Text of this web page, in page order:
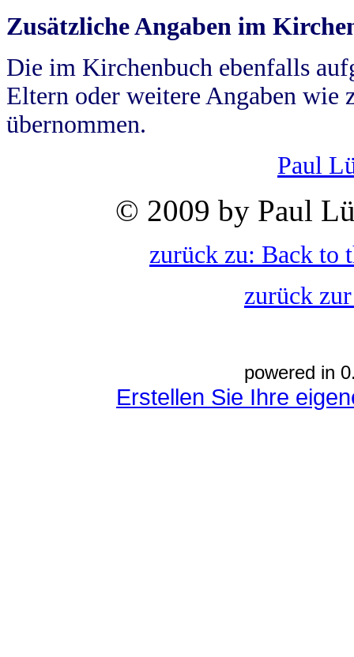
Zusätzliche Angaben im
Die im Kirchenbuch ebenfalls
Eltern oder weitere Angaben wie
übernommen.
Paul
© 2009 by Paul
zurück zu: Back to
zurück
powered in
Erstellen Sie Ihre